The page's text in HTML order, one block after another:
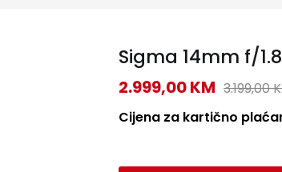
Sigma 14mm f/
2.999,00KM 3.199,00
Cijena za kartično